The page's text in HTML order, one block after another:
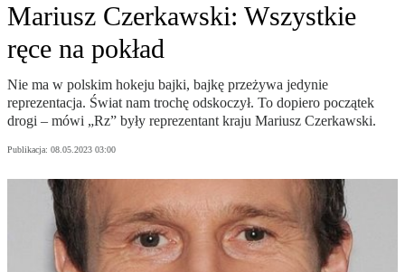
Mariusz Czerkawski: Wszystkie
ręce na pokład
Nie ma w polskim hokeju bajki, bajkę przeżywa jedynie
reprezentacja. Świat nam trochę odskoczył. To dopiero początek
drogi – mówi „Rz” były reprezentant kraju Mariusz Czerkawski.
Publikacja: 08.05.2023 03:00